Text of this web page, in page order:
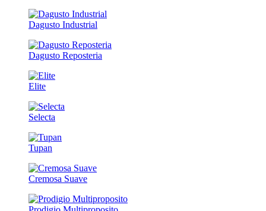
Dagusto Industrial
Dagusto Reposteria
Elite
Selecta
Tupan
Cremosa Suave